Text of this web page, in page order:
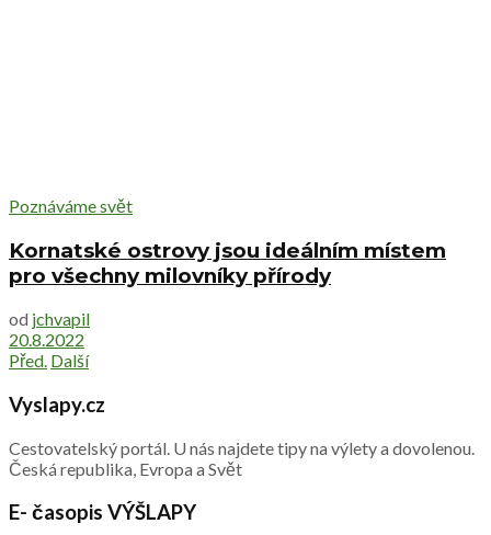
Poznáváme svět
Kornatské ostrovy jsou ideálním místem
pro všechny milovníky přírody
od jchvapil
20.8.2022
Před. Další
Vyslapy.cz
Cestovatelský portál. U nás najdete tipy na výlety a dovolenou.
Česká republika, Evropa a Svět
E- časopis VÝŠLAPY